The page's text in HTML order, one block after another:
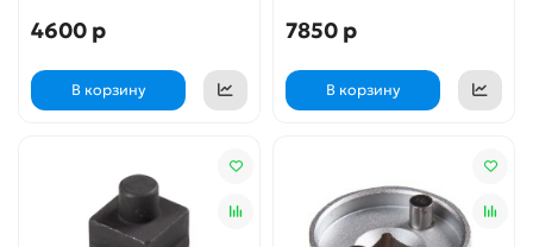
4600 р
В корзину
7850 р
В корзину